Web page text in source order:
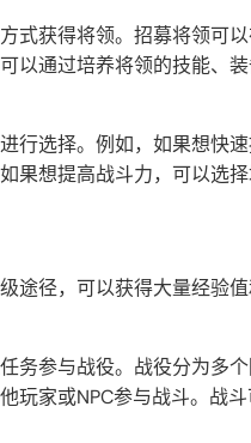
式获得将领。招募将领可以
以通过培养将领的技能、
行选择。例如，如果想快
果想提高战斗力，可以选
途径，可以获得大量经验
务参与战役。战役分为多
玩家或NPC参与战斗。战